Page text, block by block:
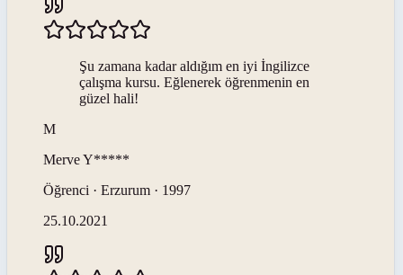
Şu zamana kadar aldığım en iyi İngilizce
çalışma kursu. Eğlenerek öğrenmenin en
güzel hali!
M
MerveY*****
Öğrenci · Erzurum · 1997
25.10.2021